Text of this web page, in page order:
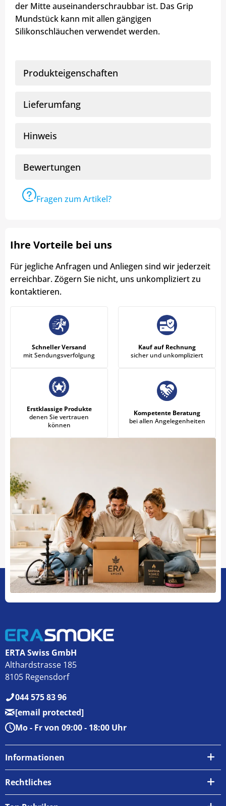
der Mitte auseinanderschraubbar ist. Das Grip
Mundstück kann mit allen gängigen
Silikonschläuchen verwendet werden.
Produkteigenschaften
Lieferumfang
Hinweis
Bewertungen
Fragen zum Artikel?
Ihre Vorteile bei uns
Für jegliche Anfragen und Anliegen sind wir jederzeit
erreichbar. Zögern Sie nicht, uns unkompliziert zu
kontaktieren.
Schneller Versand
mit Sendungsverfolgung
Kauf auf Rechnung
sicher und unkompliziert
Erstklassige Produkte
denen Sie vertrauen
können
Kompetente Beratung
bei allen Angelegenheiten
ERTA Swiss GmbH
Althardstrasse 185
8105 Regensdorf
044 575 83 96
[email protected]
Mo - Fr von 09:00 - 18:00 Uhr
Informationen
Über uns
Rechtliches
AGB